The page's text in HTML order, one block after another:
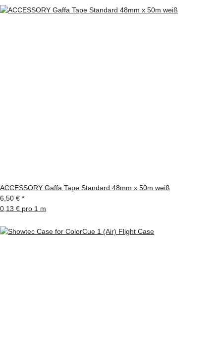
ACCESSORY Gaffa Tape Standard 48mm x 50m weiß
6,50 € *
0,13 € pro 1 m